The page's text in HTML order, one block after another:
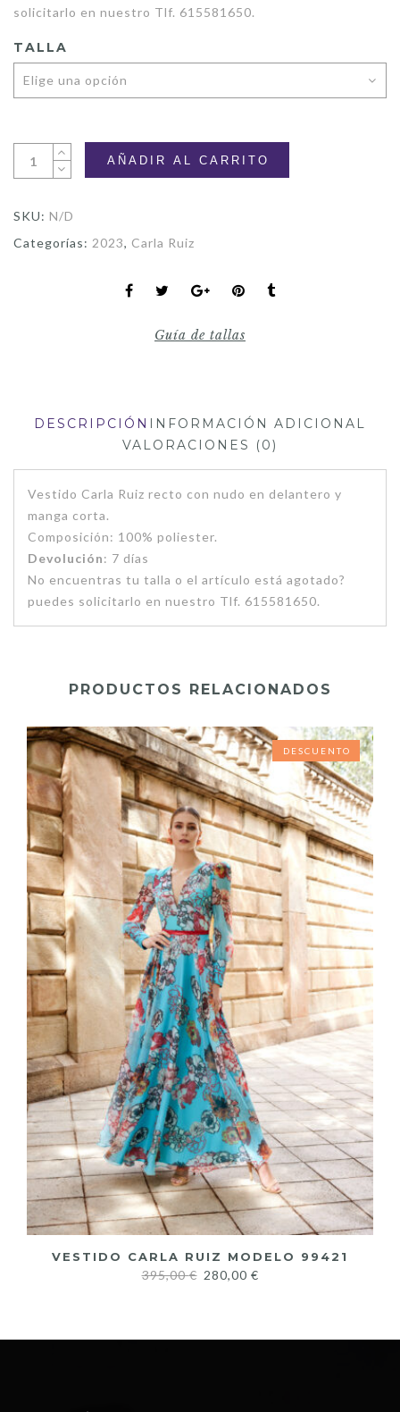
solicitarlo en nuestro Tlf. 615581650.
TALLA
AÑADIR AL CARRITO
SKU: N/D
Categorías: 2023, Carla Ruiz
Guía de tallas
DESCRIPCIÓN INFORMACIÓN ADICIONAL
VALORACIONES (0)
Vestido Carla Ruiz recto con nudo en delantero y
manga corta.
Composición: 100% poliester.
Devolución: 7 días
No encuentras tu talla o el artículo está agotado?
puedes solicitarlo en nuestro Tlf. 615581650.
PRODUCTOS RELACIONADOS
DESCUENTO
DESCUENTO
VESTIDO CARLA RUIZ MODELO 99421
395,00€ 280,00 €